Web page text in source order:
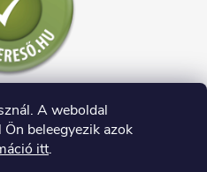
A weboldal
beleegyezik azok
itt.